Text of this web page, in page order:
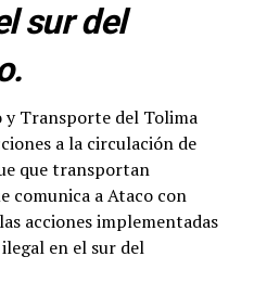
sur del
Transporte del Tolima
a la circulación de
que transportan
comunica a Ataco con
acciones implementadas
en el sur del